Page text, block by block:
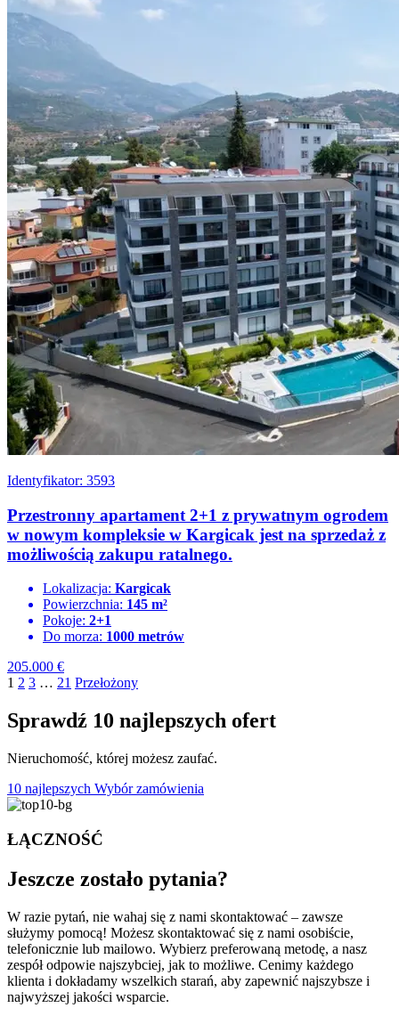
Identyfikator: 3593
Przestronny apartament 2+1 z prywatnym ogrodem
w nowym kompleksie w Kargicak jest na sprzedaż z
możliwością zakupu ratalnego.
Lokalizacja: Kargicak
Powierzchnia: 145 m²
Pokoje: 2+1
Do morza: 1000 metrów
205.000 €
1 2 3 … 21 Przełożony
Sprawdź 10 najlepszych ofert
Nieruchomość, której możesz zaufać.
10 najlepszych Wybór zamówienia
ŁĄCZNOŚĆ
Jeszcze zostało pytania?
W razie pytań, nie wahaj się z nami skontaktować – zawsze
służymy pomocą! Możesz skontaktować się z nami osobiście,
telefonicznie lub mailowo. Wybierz preferowaną metodę, a nasz
zespół odpowie najszybciej, jak to możliwe. Cenimy każdego
klienta i dokładamy wszelkich starań, aby zapewnić najszybsze i
najwyższej jakości wsparcie.